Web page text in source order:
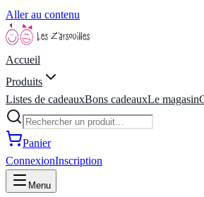
Aller au contenu
Accueil
Produits
Listes de cadeauxBons cadeauxLe magasin
Panier
ConnexionInscription
Menu